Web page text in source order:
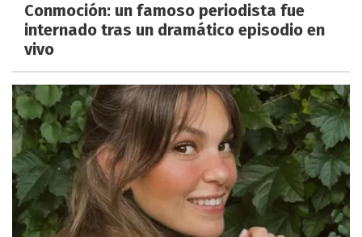
Conmoción: un famoso periodista fue
internado tras un dramático episodio en
vivo